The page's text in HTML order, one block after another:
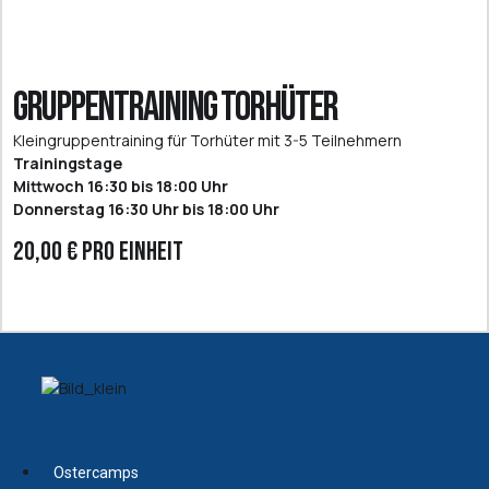
Gruppentraining Torhüter
Kleingruppentraining für Torhüter mit 3-5 Teilnehmern
Trainingstage
Mittwoch 16:30 bis 18:00 Uhr
Donnerstag 16:30 Uhr bis 18:00 Uhr
20,00 € pro Einheit
Ostercamps